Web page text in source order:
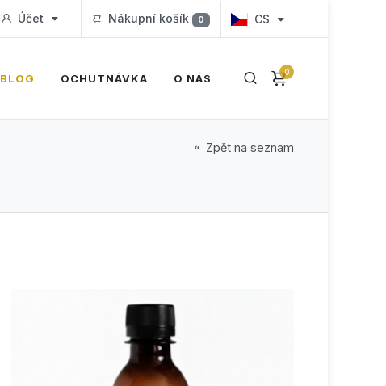
Účet Nákupní košík 0 CS
0
BLOG OCHUTNÁVKA O NÁS
Zpět na seznam